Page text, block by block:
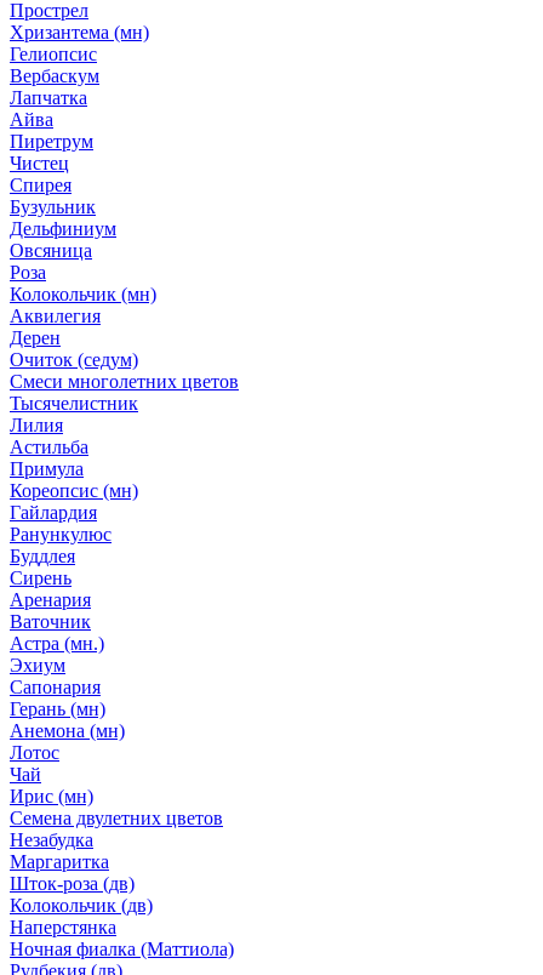
Прострел
Хризантема (мн)
Гелиопсис
Вербаскум
Лапчатка
Айва
Пиретрум
Чистец
Спирея
Бузульник
Дельфиниум
Овсяница
Роза
Колокольчик (мн)
Аквилегия
Дерен
Очиток (седум)
Смеси многолетних цветов
Тысячелистник
Лилия
Астильба
Примула
Кореопсис (мн)
Гайлардия
Ранункулюс
Буддлея
Сирень
Аренария
Ваточник
Астра (мн.)
Эхиум
Сапонария
Герань (мн)
Анемона (мн)
Лотос
Чай
Ирис (мн)
Семена двулетних цветов
Незабудка
Маргаритка
Шток-роза (дв)
Колокольчик (дв)
Наперстянка
Ночная фиалка (Маттиола)
Рудбекия (дв)